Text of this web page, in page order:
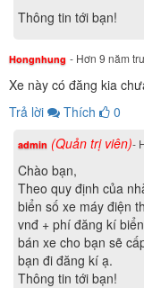
Thông tin tới bạn!
Hongnhung - Hơn 9 năm
Xe này có đăng kia
Trả lời
Thích 0
admin (Quản trị viên)-
Chào bạn,
Theo quy định của
biển số xe máy điện
vnđ + phí đăng kí
bán xe cho bạn sẽ
bạn đi đăng kí ạ.
Thông tin tới bạn!